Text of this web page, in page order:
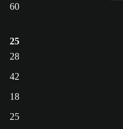
60
25
28
42
18
25